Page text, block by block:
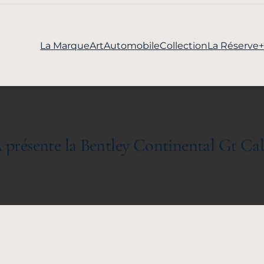
La MarqueArtAutomobileCollectionLa Réserve+
présente la Bentley Continental Gt